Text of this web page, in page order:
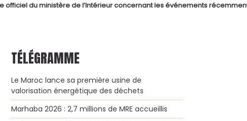
de l’Intérieur concernant les événements récemment survenus aux
TÉLÉGRAMME
Le Maroc lance sa première usine de
valorisation énergétique des déchets
Marhaba 2026 : 2,7 millions de MRE accueillis